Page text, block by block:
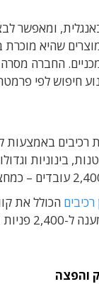
ומאפשר
שהיא מוכרת
בינוניות
בשנה.
והפצה